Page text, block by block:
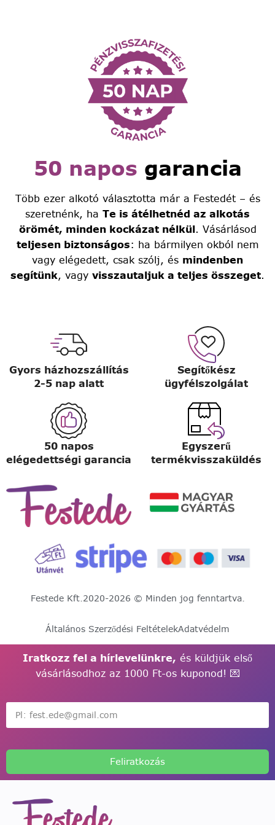
50 napos garancia
Több ezer alkotó választotta már a Festedét – és
szeretnénk, ha Te is átélhetnéd az alkotás
örömét, minden kockázat nélkül. Vásárlásod
teljesen biztonságos: ha bármilyen okból nem
vagy elégedett, csak szólj, és mindenben
segítünk, vagy visszautaljuk a teljes összeget.
Gyors házhozszállítás
2-5 nap alatt
Segítőkész
ügyfélszolgálat
50 napos
elégedettségi garancia
Egyszerű
termékvisszaküldés
Festede Kft.2020-2026 © Minden jog fenntartva.
Általános Szerződési FeltételekAdatvédelm
Iratkozz fel a hírlevelünkre, és küldjük első
vásárlásodhoz az 1000 Ft-os kuponod! 💌
Feliratkozás